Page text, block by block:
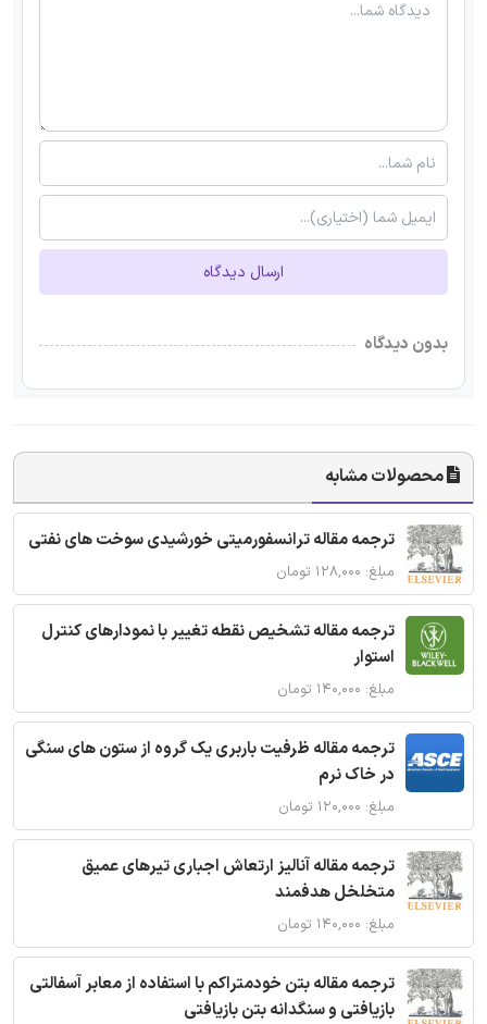
ارسال دیدگاه
بدون دیدگاه
محصولات مشابه
ترجمه مقاله ترانسفورمیتی خورشیدی سوخت های نفتی
مبلغ: ۱۲۸,۰۰۰ تومان
ترجمه مقاله تشخیص نقطه تغییر با نمودارهای کنترل
استوار
مبلغ: ۱۴۰,۰۰۰ تومان
ترجمه مقاله ظرفیت باربری یک گروه از ستون های سنگی
در خاک نرم
مبلغ: ۱۲۰,۰۰۰ تومان
ترجمه مقاله آنالیز ارتعاش اجباری تیرهای عمیق
متخلخل هدفمند
مبلغ: ۱۴۰,۰۰۰ تومان
ترجمه مقاله بتن خودمتراکم با استفاده از معابر آسفالتی
بازیافتی و سنگدانه بتن بازیافتی